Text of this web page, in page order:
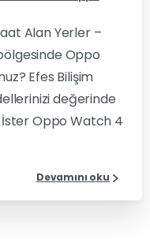
Alan Yerler –
Oppo
Efes Bilişim
değerinde
İster Oppo Watch 4
Devamını oku